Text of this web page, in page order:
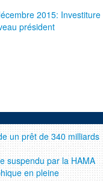
2015: Investiture
président
un prêt de 340 milliards
suspendu par la HAMA
en pleine